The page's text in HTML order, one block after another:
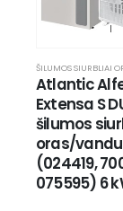
ŠILUMOS SIURBLIAI
Atlantic
Extensa S
šilumos
oras/
(024419,
075595) 6